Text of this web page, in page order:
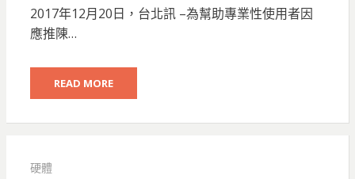
2017年12月20日，台北訊 –為幫助專業性使用者因
應推陳…
READ MORE
硬體